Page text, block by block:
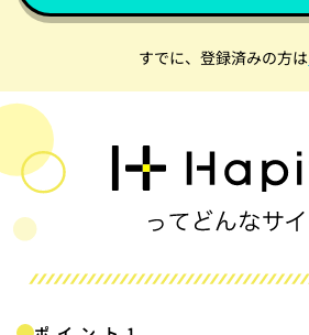
すでに、登録済みの方は